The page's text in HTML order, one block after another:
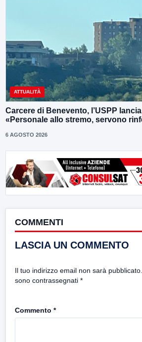
ATTUALITÀ
Carcere di Benevento, l’USPP lancia
«Personale allo stremo, servono
6 AGOSTO 2026
COMMENTI
LASCIA UN COMMENTO
Il tuo indirizzo email non sarà pubblicato.
sono contrassegnati *
Commento *